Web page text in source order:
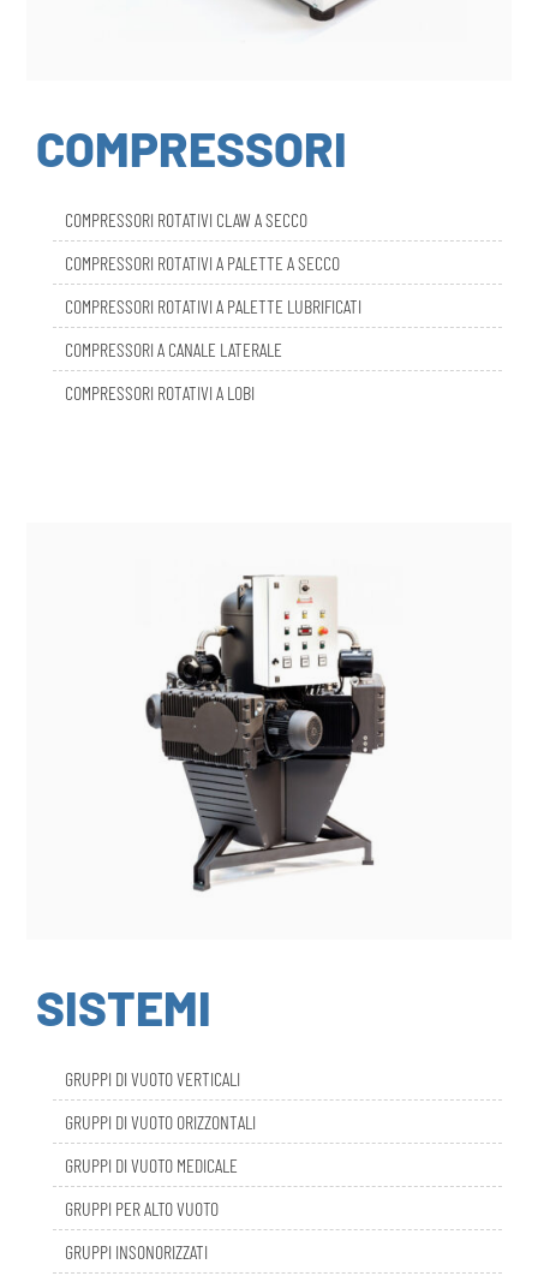
COMPRESSORI
COMPRESSORI ROTATIVI CLAW A SECCO
COMPRESSORI ROTATIVI A PALETTE A SECCO
COMPRESSORI ROTATIVI A PALETTE LUBRIFICATI
COMPRESSORI A CANALE LATERALE
COMPRESSORI ROTATIVI A LOBI
SISTEMI
GRUPPI DI VUOTO VERTICALI
GRUPPI DI VUOTO ORIZZONTALI
GRUPPI DI VUOTO MEDICALE
GRUPPI PER ALTO VUOTO
GRUPPI INSONORIZZATI